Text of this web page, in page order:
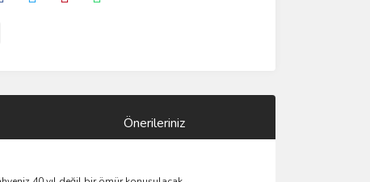
Önerileriniz